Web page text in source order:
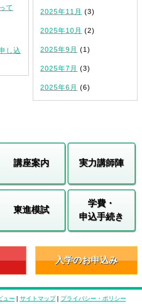
て
し込
2025年11月 (3)
2025年10月 (2)
2025年9月 (1)
2025年7月 (3)
2025年6月 (6)
講座案内 実力講師陣
東進模試
学費・
申込手続き
入学のお申込み
ュー | サイトマップ| プライバシー・ポリシー